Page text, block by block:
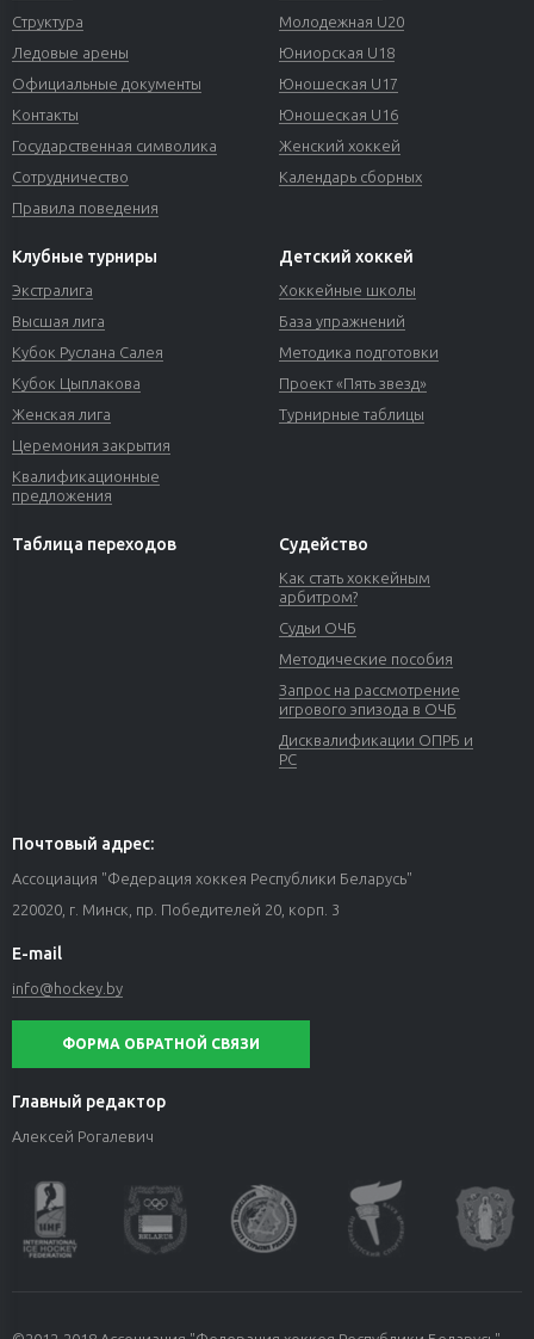
Структура
Ледовые арены
Официальные документы
Контакты
Государственная символика
Сотрудничество
Правила поведения
Молодежная U20
Юниорская U18
Юношеская U17
Юношеская U16
Женский хоккей
Календарь сборных
Клубные турниры
Экстралига
Высшая лига
Кубок Руслана Салея
Кубок Цыплакова
Женская лига
Церемония закрытия
Квалификационные
предложения
Детский хоккей
Хоккейные школы
База упражнений
Методика подготовки
Проект «Пять звезд»
Турнирные таблицы
Таблица переходов Судейство
Как стать хоккейным
арбитром?
Судьи ОЧБ
Методические пособия
Запрос на рассмотрение
игрового эпизода в ОЧБ
Дисквалификации ОПРБ и
РС
Почтовый адрес:
Ассоциация "Федерация хоккея Республики Беларусь"
220020, г. Минск, пр. Победителей 20, корп. 3
E-mail
info@hockey.by
ФОРМА ОБРАТНОЙ СВЯЗИ
Главный редактор
Алексей Рогалевич